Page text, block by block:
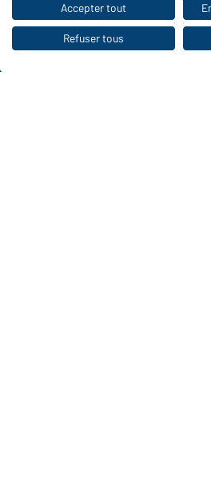
Vers la boutique pour
WORKWEAR
Le choix idéal pour les
Accepter tout
Refuser tous